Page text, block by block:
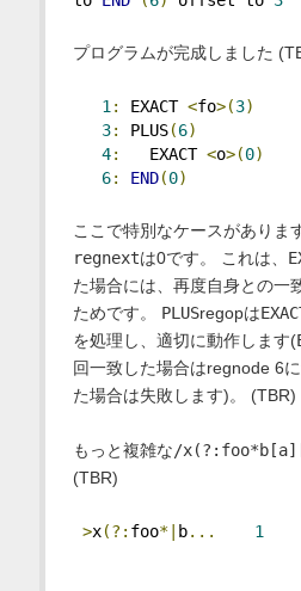
プログラムが完成しました
1 : EXACT <fo>(3)
3: PLUS(6)
4: EXACT <o>(0)
6: END(0)
ここで特別なケースがありま
regnextは0です。 これは、
た場合には、再度自身との一
ためです。 PLUSregopは
を処理し、適切に動作します(
回一致した場合はregnode 6
た場合は失敗します)。 (TBR)
もっと複雑な/
(TBR)
>x(?: foo*| b... 1